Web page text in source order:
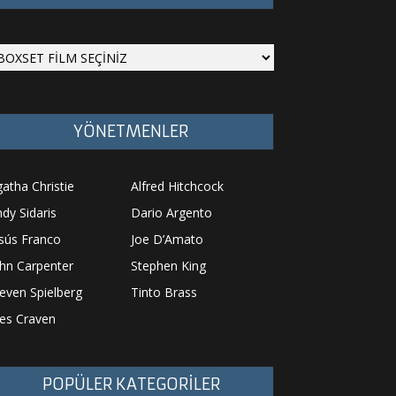
YÖNETMENLER
Christie
Alfred Hitchcock
Sidaris
Dario Argento
Franco
Joe D’Amato
Carpenter
Stephen King
Spielberg
Tinto Brass
Craven
POPÜLER KATEGORİLER